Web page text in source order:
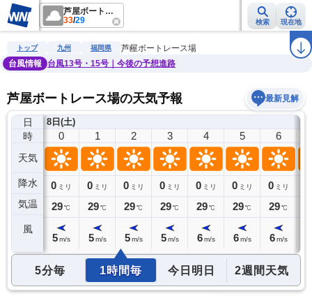
芦屋ボートレース場
33/29 検索 現在地
雨雲レーダー 台風情報 地震情報 警報・注意報 ラ
トップ 九州 福岡県
芦屋ボートレース場
台風情報
台風13号・15号｜今後の予想進路
芦屋ボートレース場の天気予報 最新見解
日
時
天気
降水
気温
風
7日(金)
23
0ミリ
30℃
8日(土)
0
0 ミリ
29℃
5 m/s
1
0 ミリ
29℃
5 m/s
2
0 ミリ
29℃
5 m/s
3
0 ミリ
29℃
5 m/s
4
0 ミリ
29℃
6 m/s
5
0 ミリ
29℃
6 m/s
6
0 ミリ
29℃
6 m/s
5分毎 1時間毎 今日明日 2週間天気